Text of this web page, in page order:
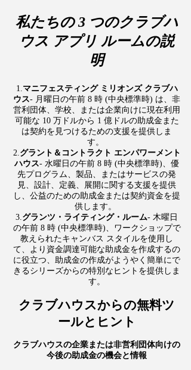
私たちの 3 つのクラブハ
ウス アプリ ルームの説
明
1. マニフェスティング ミリオンズ クラブハ
ウス- 月曜日の午前 8 時 (中央標準時) は、非
営利団体、学校、または企業向けに現在利用
可能な 10 万ドルから 1 億ドルの助成金また
は契約を見つけるための支援を提供しま
す。
​2. グラント＆コントラクト エンパワーメント
ハウス- 水曜日の午前 8 時 (中央標準時)、優
先プログラム、製品、またはサービスの発
見、設計、定義、展開に関する支援を提供
し、公益のための助成金または契約資金を提
供します。
3. グランツ・ライティング・ルーム- 木曜日
の午前 8 時 (中央標準時)、ワークショップで
教えられたキャンバス スタイルを使用し
て、より資金調達可能な助成金を作成するの
に役立つ、助成金の作成がようやく簡単にで
きるシリーズからの特別なヒントを提供しま
す。
クラブハウスからの無料ツ
ールとヒント
クラブハウスの企業または非営利団体向けの
今後の助成金の機会と情報